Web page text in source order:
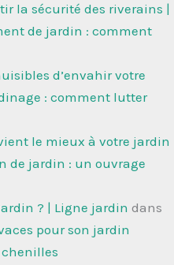
la sécurité des riverains |
de jardin : comment
d’envahir votre
: comment lutter
le mieux à votre jardin
de jardin : un ouvrage
? | Ligne jardin dans
pour son jardin
chenilles